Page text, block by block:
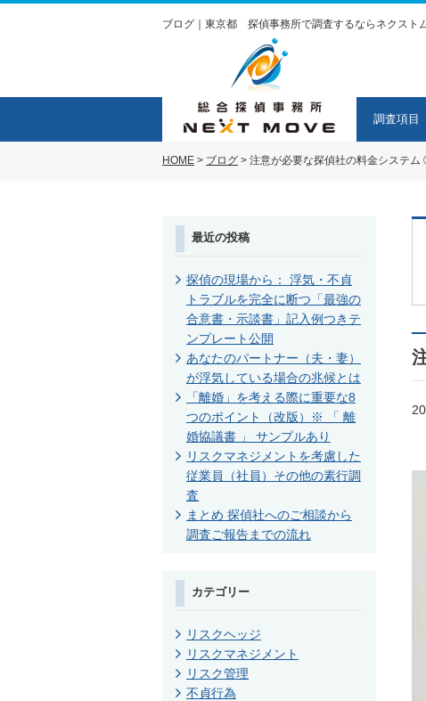
ブログ｜東京都 探偵事務所で調査するならネクスト
調査項目
HOME > ブログ > 注意が必要な探偵社の料金システ
最近の投稿
探偵の現場から： 浮気・不貞
トラブルを完全に断つ「最強の
合意書・示談書」記入例つきテ
ンプレート公開
あなたのパートナー（夫・妻）
が浮気している場合の兆候とは
「離婚」を考える際に重要な8
つのポイント（改版）※ 「 離
婚協議書 」 サンプルあり
リスクマネジメントを考慮した
従業員（社員）その他の素行調
査
まとめ 探偵社へのご相談から
調査ご報告までの流れ
カテゴリー
リスクヘッジ
リスクマネジメント
リスク管理
不貞行為